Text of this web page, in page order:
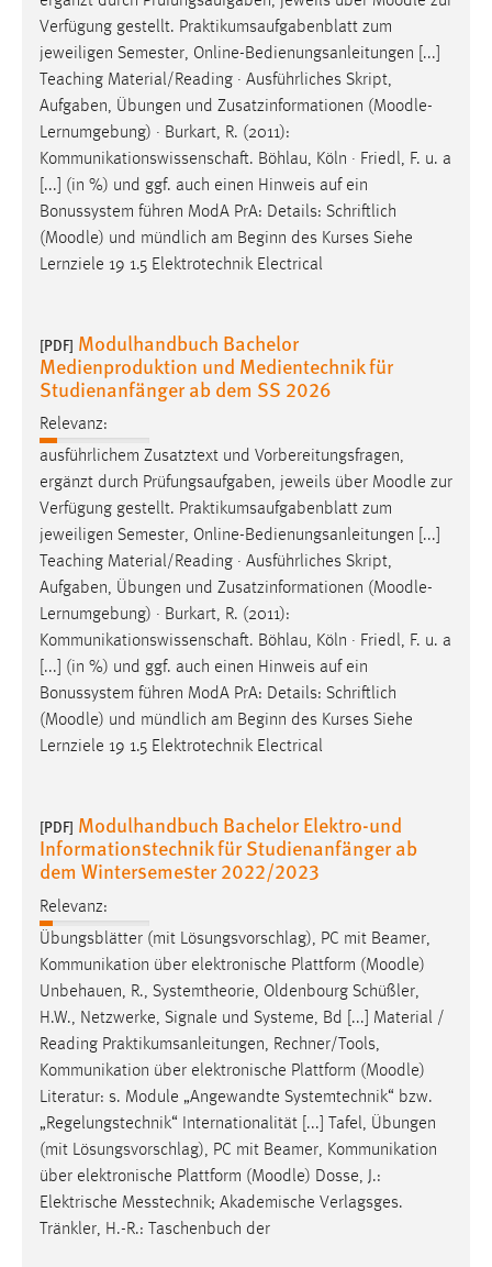
Verfügung gestellt. Praktikumsaufgabenblatt zum
jeweiligen Semester, Online-Bedienungsanleitungen [...]
Teaching Material/Reading · Ausführliches Skript,
Aufgaben, Übungen und Zusatzinformationen (Moodle-
Lernumgebung) · Burkart, R. (2011):
Kommunikationswissenschaft. Böhlau, Köln · Friedl, F. u. a
[...] (in %) und ggf. auch einen Hinweis auf ein
Bonussystem führen ModA PrA: Details: Schriftlich
(Moodle) und mündlich am Beginn des Kurses Siehe
Lernziele 19 1.5 Elektrotechnik Electrical
[PDF] Modulhandbuch Bachelor
Medienproduktion und Medientechnik für
Studienanfänger ab dem SS 2026
Relevanz:
ausführlichem Zusatztext und Vorbereitungsfragen,
ergänzt durch Prüfungsaufgaben, jeweils über Moodle zur
Verfügung gestellt. Praktikumsaufgabenblatt zum
jeweiligen Semester, Online-Bedienungsanleitungen [...]
Teaching Material/Reading · Ausführliches Skript,
Aufgaben, Übungen und Zusatzinformationen (Moodle-
Lernumgebung) · Burkart, R. (2011):
Kommunikationswissenschaft. Böhlau, Köln · Friedl, F. u. a
[...] (in %) und ggf. auch einen Hinweis auf ein
Bonussystem führen ModA PrA: Details: Schriftlich
(Moodle) und mündlich am Beginn des Kurses Siehe
Lernziele 19 1.5 Elektrotechnik Electrical
[PDF] Modulhandbuch Bachelor Elektro-und
Informationstechnik für Studienanfänger ab
dem Wintersemester 2022/2023
Relevanz:
Übungsblätter (mit Lösungsvorschlag), PC mit Beamer,
Kommunikation über elektronische Plattform (Moodle)
Unbehauen, R., Systemtheorie, Oldenbourg Schüßler,
H.W., Netzwerke, Signale und Systeme, Bd [...] Material /
Reading Praktikumsanleitungen, Rechner/Tools,
Kommunikation über elektronische Plattform (Moodle)
Literatur: s. Module „Angewandte Systemtechnik“ bzw.
„Regelungstechnik“ Internationalität [...] Tafel, Übungen
(mit Lösungsvorschlag), PC mit Beamer, Kommunikation
über elektronische Plattform (Moodle) Dosse, J.:
Elektrische Messtechnik; Akademische Verlagsges.
Tränkler, H.-R.: Taschenbuch der